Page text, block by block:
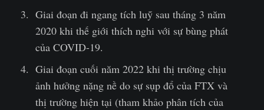
Giai đoạn đi ngang tích luỹ sau tháng 3 năm
2020 khi thế giới thích nghi với sự bùng phát
của COVID-19.
Giai đoạn cuối năm 2022 khi thị trường chịu
ảnh hưởng nặng nề do sự sụp đổ của FTX và
thị trường hiện tại (tham khảo phân tích của